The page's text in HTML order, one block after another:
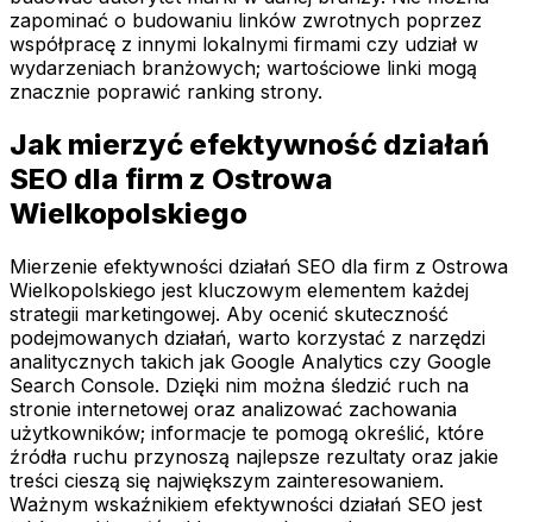
zapominać o budowaniu linków zwrotnych poprzez
współpracę z innymi lokalnymi firmami czy udział w
wydarzeniach branżowych; wartościowe linki mogą
znacznie poprawić ranking strony.
Jak mierzyć efektywność działań
SEO dla firm z Ostrowa
Wielkopolskiego
Mierzenie efektywności działań SEO dla firm z Ostrowa
Wielkopolskiego jest kluczowym elementem każdej
strategii marketingowej. Aby ocenić skuteczność
podejmowanych działań, warto korzystać z narzędzi
analitycznych takich jak Google Analytics czy Google
Search Console. Dzięki nim można śledzić ruch na
stronie internetowej oraz analizować zachowania
użytkowników; informacje te pomogą określić, które
źródła ruchu przynoszą najlepsze rezultaty oraz jakie
treści cieszą się największym zainteresowaniem.
Ważnym wskaźnikiem efektywności działań SEO jest